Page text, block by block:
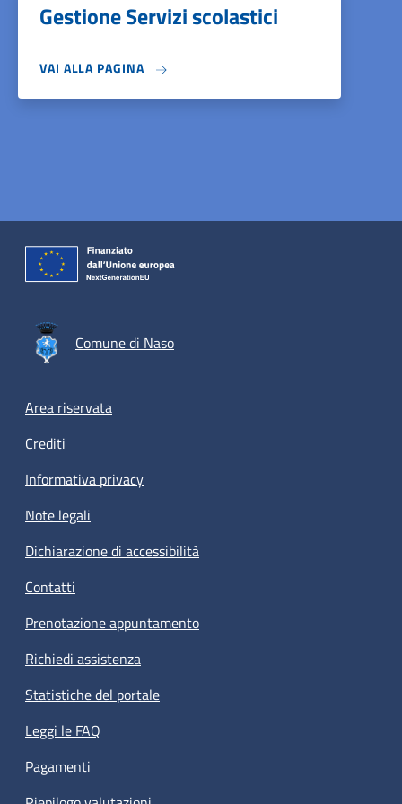
Gestione Servizi scolastici
VAI ALLA PAGINA
Comune di Naso
Footer menu
Area riservata
Crediti
Informativa privacy
Note legali
Dichiarazione di accessibilità
Contatti
Prenotazione appuntamento
Richiedi assistenza
Statistiche del portale
Leggi le FAQ
Pagamenti